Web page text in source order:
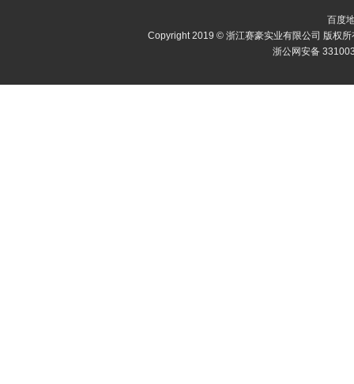
百度
Copyright 2019 © 浙江赛豪实业有限公司 版
浙公网安备